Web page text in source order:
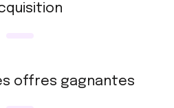
offres gagnantes